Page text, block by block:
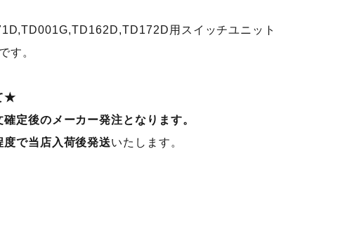
用スイッチユニット
す。
★
定後のメーカー発注となります。
で当店入荷後発送いたします。